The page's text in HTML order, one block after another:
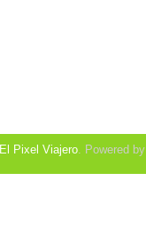
El Pixel Viajero. Powered by